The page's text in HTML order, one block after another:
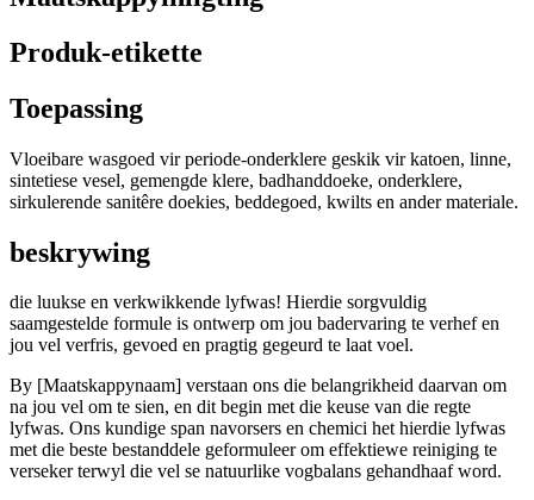
Produk-etikette
Toepassing
Vloeibare wasgoed vir periode-onderklere geskik vir katoen, linne,
sintetiese vesel, gemengde klere, badhanddoeke, onderklere,
sirkulerende sanitêre doekies, beddegoed, kwilts en ander materiale.
beskrywing
die luukse en verkwikkende lyfwas! Hierdie sorgvuldig
saamgestelde formule is ontwerp om jou badervaring te verhef en
jou vel verfris, gevoed en pragtig gegeurd te laat voel.
By [Maatskappynaam] verstaan ​​ons die belangrikheid daarvan om
na jou vel om te sien, en dit begin met die keuse van die regte
lyfwas. Ons kundige span navorsers en chemici het hierdie lyfwas
met die beste bestanddele geformuleer om effektiewe reiniging te
verseker terwyl die vel se natuurlike vogbalans gehandhaaf word.